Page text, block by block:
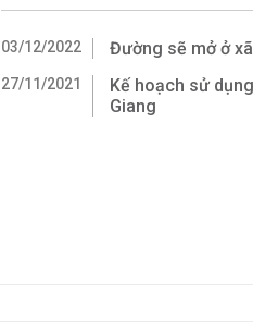
03/12/2022 Đường sẽ mở ở
27/11/2021
Kế hoạch sử
Giang